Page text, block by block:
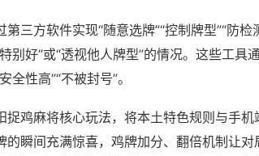
三方软件实现“随意选牌”“控制牌型”“防检
别好”或“透视他人牌型”的情况。这些工具
性高”“不被封号”。
鸡麻将核心玩法，将本土特色规则与手机
的瞬间充满惊喜，鸡牌加分、翻倍机制让对